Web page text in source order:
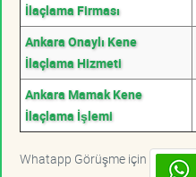
İlaçlama Firması
Ankara Onaylı Kene
İlaçlama Hizmeti
Ankara Mamak Kene
İlaçlama İşlemi
Whatapp Görüşme için